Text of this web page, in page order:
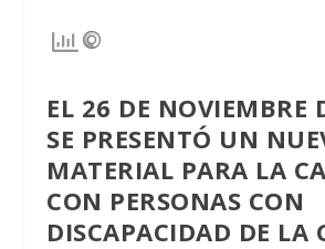
EL 26 DE NOVIEMBRE
SE PRESENTÓ UN
MATERIAL PARA LA
CON PERSONAS CON
DISCAPACIDAD DE LA